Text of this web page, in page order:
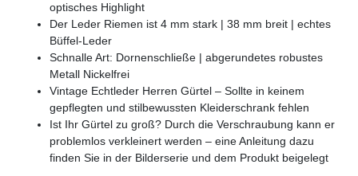
optisches Highlight
Der Leder Riemen ist 4 mm stark | 38 mm breit | echtes
Büffel-Leder
Schnalle Art: Dornenschließe | abgerundetes robustes
Metall Nickelfrei
Vintage Echtleder Herren Gürtel – Sollte in keinem
gepflegten und stilbewussten Kleiderschrank fehlen
Ist Ihr Gürtel zu groß? Durch die Verschraubung kann er
problemlos verkleinert werden – eine Anleitung dazu
finden Sie in der Bilderserie und dem Produkt beigelegt